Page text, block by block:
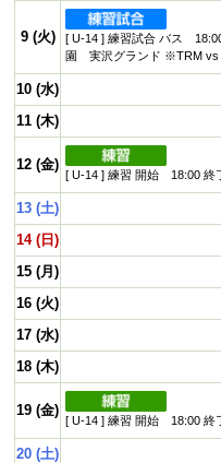
9 (火)
[ U-14 ] 練習試合 バス
園 実沢グランド ※TRM vs
10 (水)
11 (木)
12 (金)
[ U-14 ] 練習 開始 18:00
13 (土)
14 (日)
15 (月)
16 (火)
17 (水)
18 (木)
19 (金)
[ U-14 ] 練習 開始 18:00
20 (土)